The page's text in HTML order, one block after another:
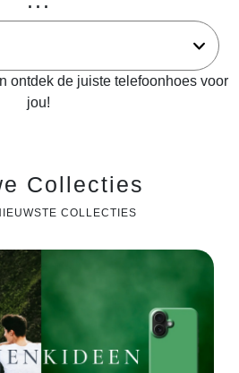
ontdek de juiste telefoonhoes voor
jou!
Collecties
COLLECTIES